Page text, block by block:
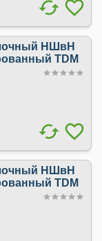
НШвН
TDM
НШвН
TDM